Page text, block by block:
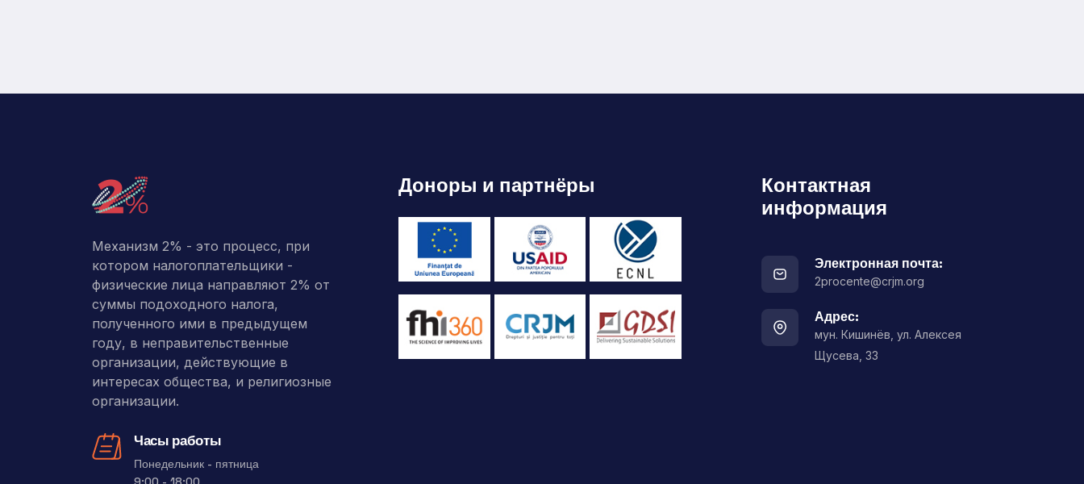
Механизм 2% - это процесс, при
котором налогоплательщики -
физические лица направляют 2% от
суммы подоходного налога,
полученного ими в предыдущем
году, в неправительственные
организации, действующие в
интересах общества, и религиозные
организации.
Часы работы
Понедельник - пятница
Доноры и партнёры
Контактная
информация
Электронная почта:
2procente@crjm.org
Адрес:
мун. Кишинёв, ул. Алексея
Щусева, 33